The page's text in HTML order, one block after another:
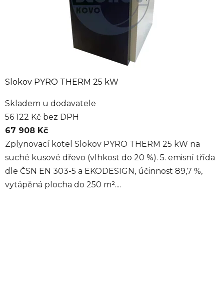
Slokov PYRO THERM 25 kW
Skladem u dodavatele
56 122 Kč bez DPH
67 908 Kč
Zplynovací kotel Slokov PYRO THERM 25 kW na
suché kusové dřevo (vlhkost do 20 %). 5. emisní třída
dle ČSN EN 303-5 a EKODESIGN, účinnost 89,7 %,
vytápěná plocha do 250 m²....